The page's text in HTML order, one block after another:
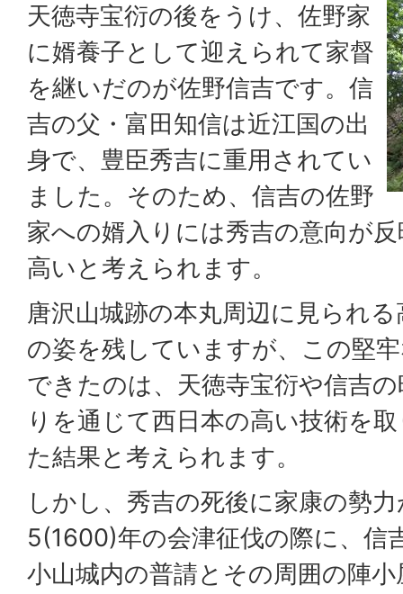
天徳寺宝衍の後をうけ、佐野家
に婿養子として迎えられて家督
を継いだのが佐野信吉です。信
吉の父・富田知信は近江国の出
身で、豊臣秀吉に重用されてい
ました。そのため、信吉の佐野
家への婿入りには秀吉の意向が
高いと考えられます。
唐沢山城跡の本丸周辺に見られ
の姿を残していますが、この堅
できたのは、天徳寺宝衍や信吉
りを通じて西日本の高い技術を
た結果と考えられます。
しかし、秀吉の死後に家康の勢
5(1600)年の会津征伐の際に、信
小山城内の普請とその周囲の陣